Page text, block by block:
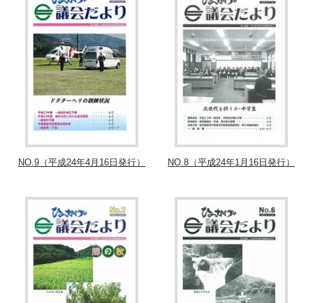
NO.9（平成24年4月16日発行） NO.8（平成24年1月16日発行）